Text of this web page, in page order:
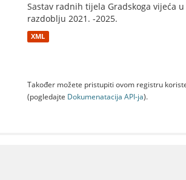
Sastav radnih tijela Gradskoga vijeća
razdoblju 2021. -2025.
XML
Također možete pristupiti ovom registru
(pogledajte Dokumenаtаcijа API-jа).